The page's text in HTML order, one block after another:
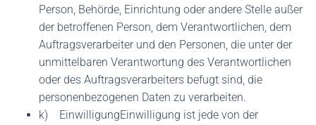
Person, Behörde, Einrichtung oder andere Stelle außer
der betroffenen Person, dem Verantwortlichen, dem
Auftragsverarbeiter und den Personen, die unter der
unmittelbaren Verantwortung des Verantwortlichen
oder des Auftragsverarbeiters befugt sind, die
personenbezogenen Daten zu verarbeiten.
k) EinwilligungEinwilligung ist jede von der